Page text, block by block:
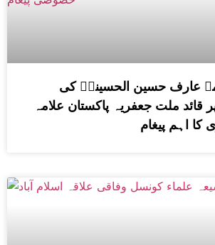
عارف حسین الحسینیؒ کی
قائد ملت جعفریہ پاکستان علامہ
کا اہم پیغام